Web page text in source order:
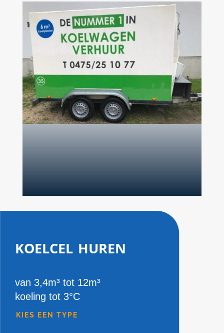
koelcel huren
van 3,4m³ tot 12m³
koeling tot 3°C
KIES EEN TYPE